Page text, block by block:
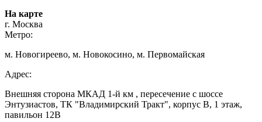
На карте
г. Москва
Метро:
м. Новогиреево, м. Новокосино, м. Первомайская
Адрес:
Внешняя сторона МКАД 1-й км , пересечение с шоссе
Энтузиастов, ТК "Владимирский Тракт", корпус В, 1 этаж,
павильон 12В